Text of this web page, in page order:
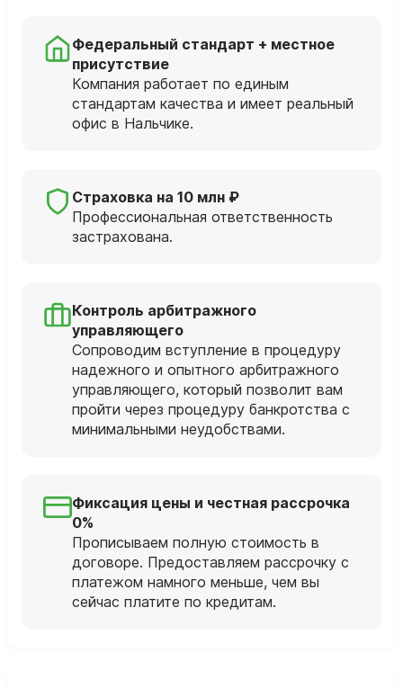
Федеральный стандарт + местное
присутствие
Компания работает по единым
стандартам качества и имеет реальный
офис в Нальчике.
Страховка на 10 млн ₽
Профессиональная ответственность
застрахована.
Контроль арбитражного
управляющего
Сопроводим вступление в процедуру
надежного и опытного арбитражного
управляющего, который позволит вам
пройти через процедуру банкротства с
минимальными неудобствами.
Фиксация цены и честная рассрочка
0%
Прописываем полную стоимость в
договоре. Предоставляем рассрочку с
платежом намного меньше, чем вы
сейчас платите по кредитам.